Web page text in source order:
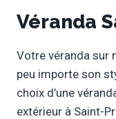
Véranda
Votre véranda sur
peu importe son
choix d’une
extérieur à Saint-